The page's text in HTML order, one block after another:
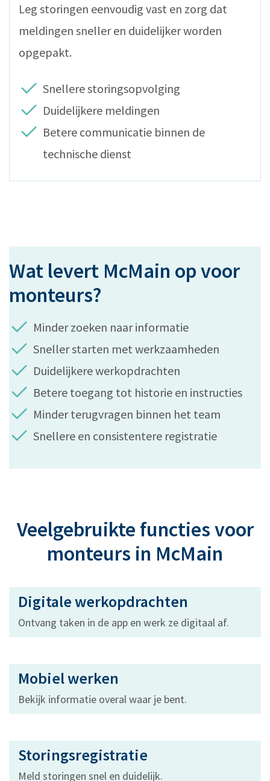
Leg storingen eenvoudig vast en zorg dat
meldingen sneller en duidelijker worden
opgepakt.
Snellere storingsopvolging
Duidelijkere meldingen
Betere communicatie binnen de
technische dienst
Wat levert McMain op voor
monteurs?
Minder zoeken naar informatie
Sneller starten met werkzaamheden
Duidelijkere werkopdrachten
Betere toegang tot historie en instructies
Minder terugvragen binnen het team
Snellere en consistentere registratie
Veelgebruikte functies voor
monteurs in McMain
Digitale werkopdrachten
Ontvang taken in de app en werk ze digitaal af.
Mobiel werken
Bekijk informatie overal waar je bent.
Storingsregistratie
Meld storingen snel en duidelijk.